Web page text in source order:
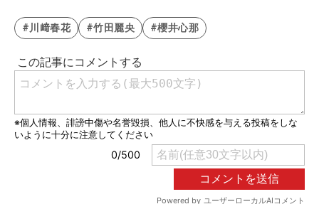
#川﨑春花 #竹田麗央 #櫻井心那